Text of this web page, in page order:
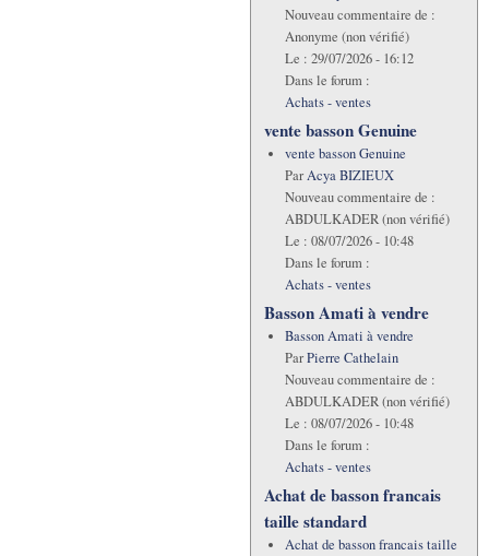
Nouveau commentaire de :
Anonyme (non vérifié)
Le : 29/07/2026 - 16:12
Dans le forum :
Achats - ventes
vente basson Genuine
vente basson Genuine
ParAcya BIZIEUX
Nouveau commentaire de :
ABDULKADER (non vérifié)
Le : 08/07/2026 - 10:48
Dans le forum :
Achats - ventes
Basson Amati à vendre
Basson Amati à vendre
ParPierre Cathelain
Nouveau commentaire de :
ABDULKADER (non vérifié)
Le : 08/07/2026 - 10:48
Dans le forum :
Achats - ventes
Achat de basson francais
taille standard
Achat de basson francais taille